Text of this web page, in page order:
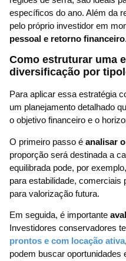
específicos do ano. Além da
pelo próprio investidor em
pessoal e retorno financeiro.
Como estruturar uma
diversificação por
Para aplicar essa estratégia
um planejamento detalhado
o objetivo financeiro e o
O primeiro passo é analisar
proporção será destinada a
equilibrada pode, por
para estabilidade, comerciais
para valorização futura.
Em seguida, é importante
Investidores conservadores
prontos e com locação ativa
podem buscar